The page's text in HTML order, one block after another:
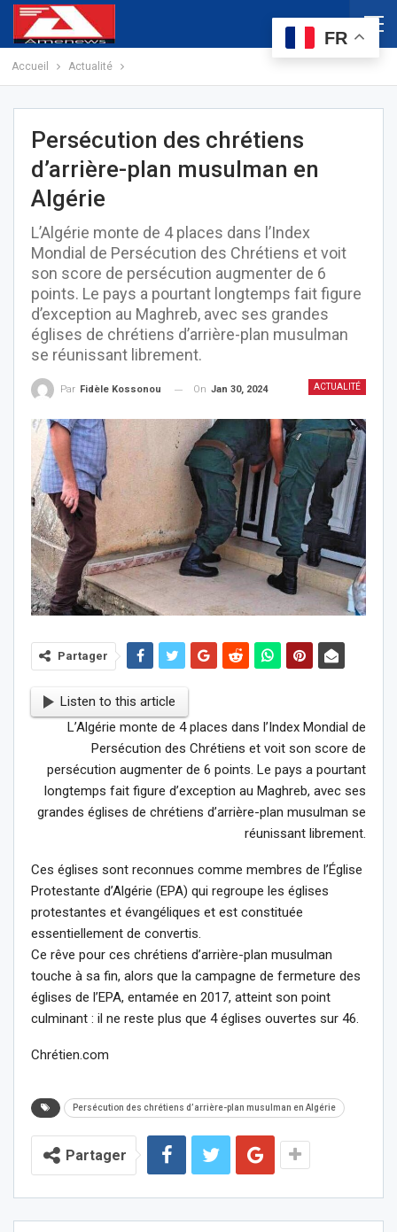
Accueil Actualité
Persécution des chrétiens
d’arrière-plan musulman en
Algérie
L’Algérie monte de 4 places dans l’Index
Mondial de Persécution des Chrétiens et voit
son score de persécution augmenter de 6
points. Le pays a pourtant longtemps fait figure
d’exception au Maghreb, avec ses grandes
églises de chrétiens d’arrière-plan musulman
se réunissant librement.
ACTUALITÉ
Par Fidèle Kossonou On Jan 30, 2024
Partager
Listen to this article
L’Algérie monte de 4 places dans l’Index Mondial de
Persécution des Chrétiens et voit son score de
persécution augmenter de 6 points. Le pays a pourtant
longtemps fait figure d’exception au Maghreb, avec ses
grandes églises de chrétiens d’arrière-plan musulman se
réunissant librement.
Ces églises sont reconnues comme membres de l’Église
Protestante d’Algérie (EPA) qui regroupe les églises
protestantes et évangéliques et est constituée
essentiellement de convertis.
Ce rêve pour ces chrétiens d’arrière-plan musulman
touche à sa fin, alors que la campagne de fermeture des
églises de l’EPA, entamée en 2017, atteint son point
culminant : il ne reste plus que 4 églises ouvertes sur 46.
Chrétien.com
Persécution des chrétiens d’arrière-plan musulman en Algérie
Partager
FR